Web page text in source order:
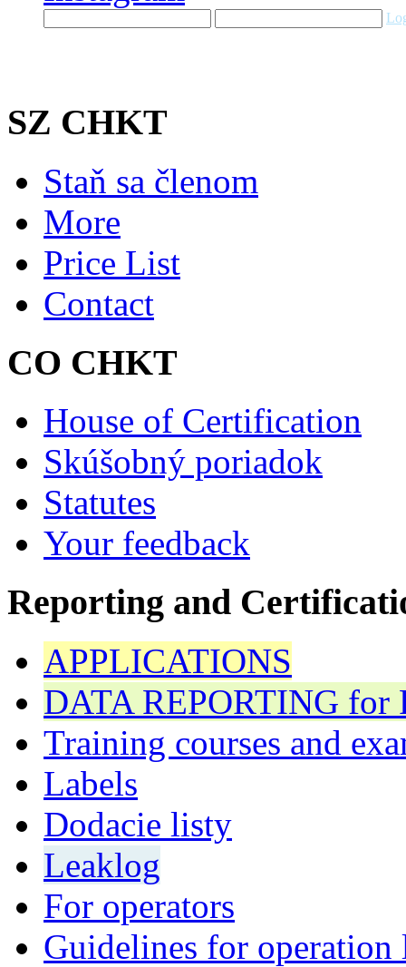
SZ CHKT
Staň sa členom
More
Price List
Contact
CO CHKT
House of Certification
Skúšobný poriadok
Statutes
Your feedback
Reporting and
APPLICATIONS
DATA REPORTING for
Training courses and
Labels
Dodacie listy
Leaklog
For operators
Guidelines for operation